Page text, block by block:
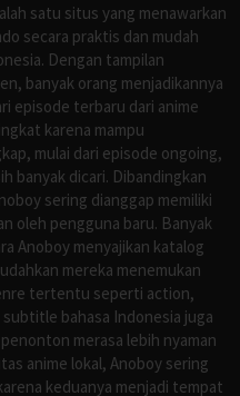
satu situs yang menawarkan
secara praktis dan mudah
Dengan tampilan
banyak orang menjadikannya
episode terbaru dari anime
karena mampu
mulai dari episode ongoing,
banyak dicari. Dibandingkan
sering dianggap memiliki
oleh pengguna baru. Banyak
Anoboy menyajikan katalog
mereka menemukan
tertentu seperti action,
bahasa Indonesia juga
merasa lebih nyaman
anime lokal, Anoboy sering
keduanya menjadi tempat